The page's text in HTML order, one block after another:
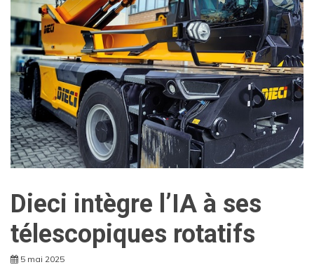
Dieci intègre l’IA à ses
télescopiques rotatifs
5 mai 2025